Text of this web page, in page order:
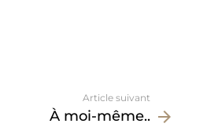
Article suivant
À moi-même..